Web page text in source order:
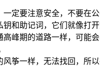
定要注意安全，不要
和助记词，它们就像打
峰期的道路一样，可
筝一样，无法找回，